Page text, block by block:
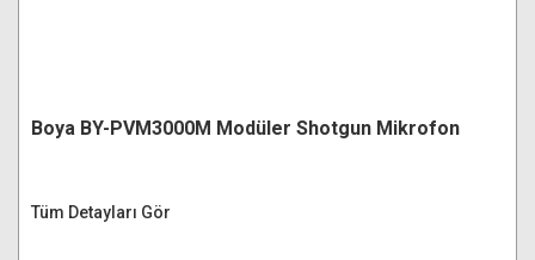
Boya BY-PVM3000M Modüler Shotgun Mikrofon
Tüm Detayları Gör